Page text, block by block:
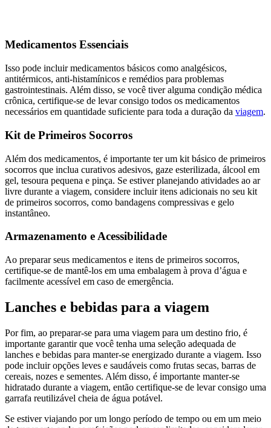
Medicamentos Essenciais
Isso pode incluir medicamentos básicos como analgésicos,
antitérmicos, anti-histamínicos e remédios para problemas
gastrointestinais. Além disso, se você tiver alguma condição médica
crônica, certifique-se de levar consigo todos os medicamentos
necessários em quantidade suficiente para toda a duração da viagem.
Kit de Primeiros Socorros
Além dos medicamentos, é importante ter um kit básico de primeiros
socorros que inclua curativos adesivos, gaze esterilizada, álcool em
gel, tesoura pequena e pinça. Se estiver planejando atividades ao ar
livre durante a viagem, considere incluir itens adicionais no seu kit
de primeiros socorros, como bandagens compressivas e gelo
instantâneo.
Armazenamento e Acessibilidade
Ao preparar seus medicamentos e itens de primeiros socorros,
certifique-se de mantê-los em uma embalagem à prova d’água e
facilmente acessível em caso de emergência.
Lanches e bebidas para a viagem
Por fim, ao preparar-se para uma viagem para um destino frio, é
importante garantir que você tenha uma seleção adequada de
lanches e bebidas para manter-se energizado durante a viagem. Isso
pode incluir opções leves e saudáveis como frutas secas, barras de
cereais, nozes e sementes. Além disso, é importante manter-se
hidratado durante a viagem, então certifique-se de levar consigo uma
garrafa reutilizável cheia de água potável.
Se estiver viajando por um longo período de tempo ou em um meio